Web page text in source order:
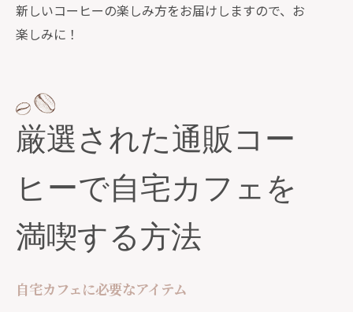
新しいコーヒーの楽しみ方をお届けしますので、お
楽しみに！
厳選された通販コー
ヒーで自宅カフェを
満喫する方法
自宅カフェに必要なアイテム